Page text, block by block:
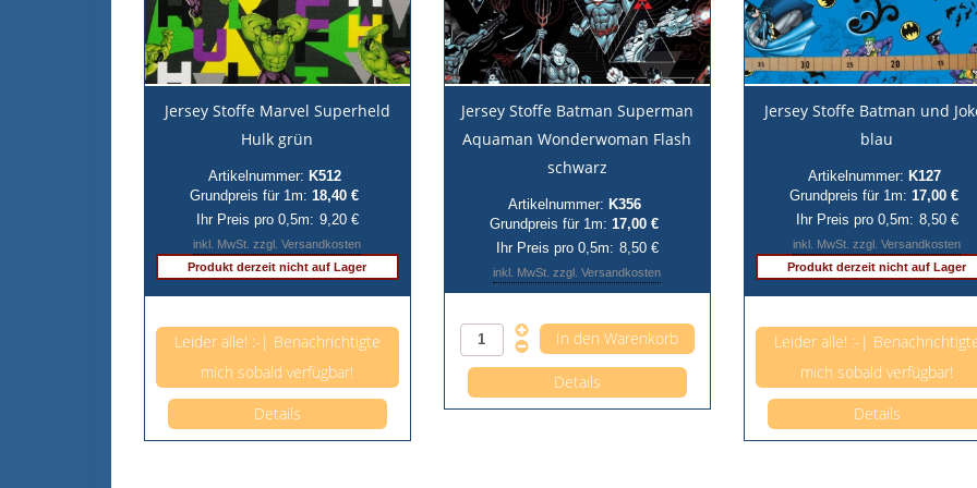
Jersey Stoffe Marvel Superheld
Hulk grün
Artikelnummer: K512
Grundpreis für 1m: 18,40 €
Ihr Preis pro 0,5m: 9,20 €
inkl. MwSt. zzgl. Versandkosten
Produkt derzeit nicht auf Lager
Leider alle! :-| Benachrichtigte
mich sobald verfügbar!
Details
Jersey Stoffe Batman Superman
Aquaman Wonderwoman Flash
schwarz
Artikelnummer: K356
Grundpreis für 1m: 17,00 €
Ihr Preis pro 0,5m: 8,50 €
inkl. MwSt. zzgl. Versandkosten
Details
Jersey Stoffe Batman und
blau
Artikelnummer: K127
Grundpreis für 1m: 17,00 €
Ihr Preis pro 0,5m: 8,50 €
inkl. MwSt. zzgl. Versandkosten
Produkt derzeit nicht auf Lager
Leider alle! :-|
mich sobald verfügbar!
Details